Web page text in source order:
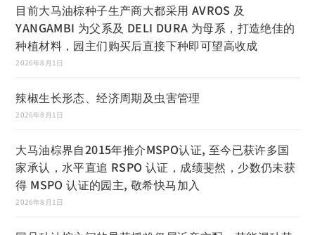
目前大马油棕种子生产商大都采用 AVROS 及
YANGAMBI 为父系及 DELI DURA 为母系，打造绝佳的
种植材料，园主们购买后直接下种即可望高收成
2026年8月1日
辣椒生长形态、经济周期及虫害管理
2026年8月1日
大马油棕界自2015年推介MSPO认证, 至今已获许多国
家承认，水平直追 RSPO 认证，成绩斐然，少数仍未获
得 MSPO 认证的园主, 敬希快马加入
2026年8月1日